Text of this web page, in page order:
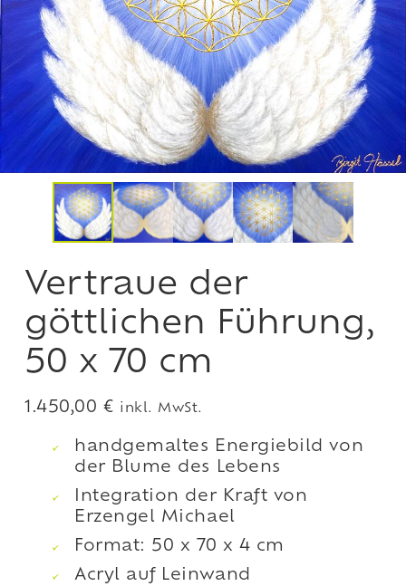
Vertraue der
göttlichen Führung,
50 x 70 cm
1.450,00 € inkl. MwSt.
handgemaltes Energiebild von
der Blume des Lebens
Integration der Kraft von
Erzengel Michael
Format: 50 x 70 x 4 cm
Acryl auf Leinwand